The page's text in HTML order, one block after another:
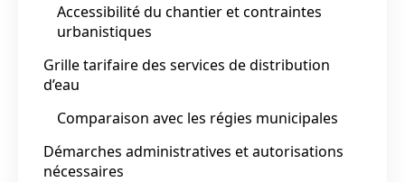
Accessibilité du chantier et contraintes
urbanistiques
Grille tarifaire des services de distribution
d’eau
Comparaison avec les régies municipales
Démarches administratives et autorisations
nécessaires